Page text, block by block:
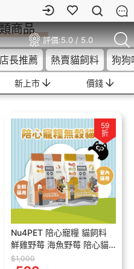
評價:5.0 / 5.0
商品
店長推薦 熱賣貓飼料 狗狗
新上市 價錢
59
折
Nu4PET 陪心寵糧 貓飼料
鮮雞野莓 海魚野莓 陪心貓
飼料 陪心貓糧 陪心寵糧貓
$1,000